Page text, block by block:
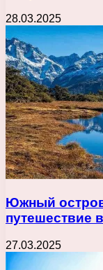
28.03.2025
Южный
путешествие
27.03.2025